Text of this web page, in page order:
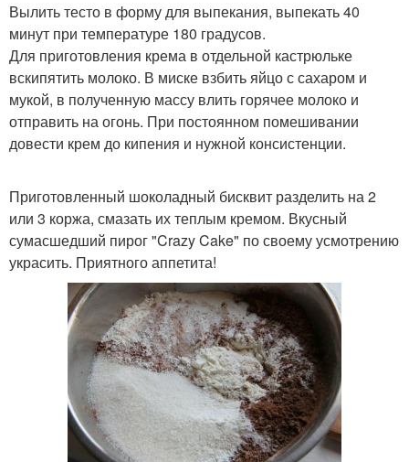
Вылить тесто в форму для выпекания, выпекать 40
минут при температуре 180 градусов.
Для приготовления крема в отдельной кастрюльке
вскипятить молоко. В миске взбить яйцо с сахаром и
мукой, в полученную массу влить горячее молоко и
отправить на огонь. При постоянном помешивании
довести крем до кипения и нужной консистенции.
Приготовленный шоколадный бисквит разделить на 2
или 3 коржа, смазать их теплым кремом. Вкусный
сумасшедший пирог "Crazy Cake" по своему усмотрению
украсить. Приятного аппетита!